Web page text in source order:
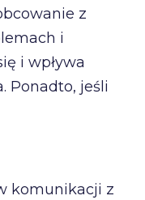
z
i
i wpływa
Ponadto, jeśli
komunikacji z